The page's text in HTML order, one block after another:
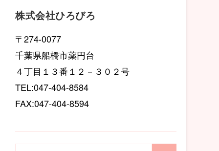
株式会社ひろびろ
〒274-0077
千葉県船橋市薬円台
４丁目１３番１２－３０２号
TEL:047-404-8584
FAX:047-404-8594